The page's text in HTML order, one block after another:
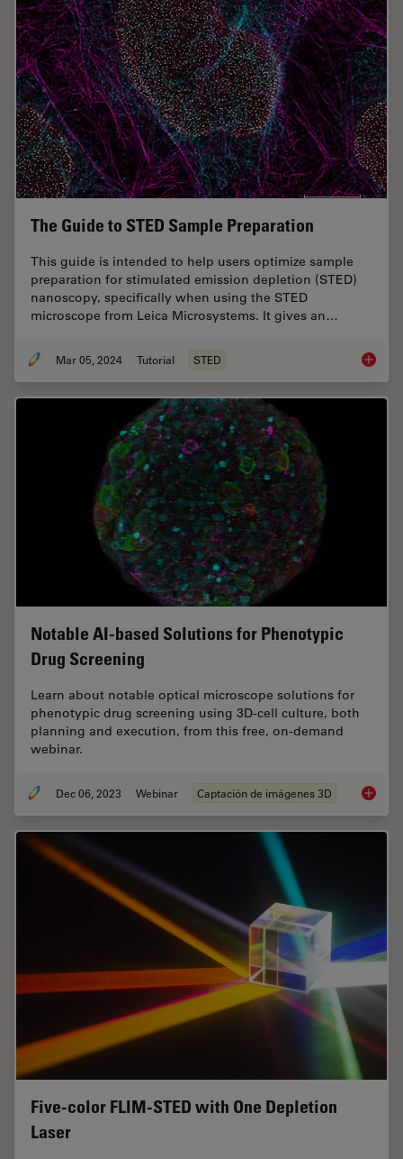
The Guide to STED Sample Preparation
This guide is intended to help users optimize sample
preparation for stimulated emission depletion (STED)
nanoscopy, specifically when using the STED
microscope from Leica Microsystems. It gives an…
Mar 05, 2024 Tutorial STED The
Notable AI-based Solutions for Phenotypic
Drug Screening
Learn about notable optical microscope solutions for
phenotypic drug screening using 3D-cell culture, both
planning and execution, from this free, on-demand
webinar.
Dec 06, 2023 Webinar Captación de imágenes 3D
Five-color FLIM-STED with One Depletion
Laser